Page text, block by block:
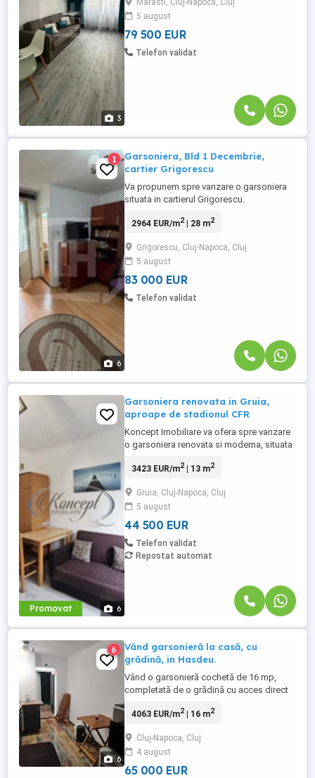
3
Garsoniera a fost renovata in totalite, fiind
ideala pentru locuit sau investitie! Exista
spatiu ...
Marasti, Cluj-Napoca, Cluj
5 august
79 500 EUR
Telefon validat
6
1
Garsoniera, Bld 1 Decembrie,
cartier Grigorescu
Va propunem spre vanzare o garsoniera
situata in cartierul Grigorescu.
dormitor - 1 baie - hol - 1 balcon
2964 EUR/m2| 28 m2
Grigorescu, Cluj-Napoca, Cluj
5 august
83 000 EUR
Telefon validat
Promovat 6
Garsoniera renovata in Gruia,
aproape de stadionul CFR
Koncept Imobiliare va ofera spre vanzare
o garsoniera renovata si moderna, situata
CFR, intr-un bloc rezidential cu regim
doua etaje. Proprietatea se afla la parter,
cu orientare estica, ceea ce asigura lumina
naturala constanta ...
3423 EUR/m2| 13 m2
Gruia, Cluj-Napoca, Cluj
5 august
44 500 EUR
Telefon validat
Repostat automat
6
6
Vând garsonieră la casă, cu
grădină, in Hasdeu.
Vând o garsonieră cochetă de 16 mp,
completată de o grădină cu acces direct
situată la doar câteva minute de mers pe
accesibilă. Garsoniera se află la demisol,
însă beneficiază de lumină naturală
datorită ferestrelor ...
4063 EUR/m2| 16 m2
Cluj-Napoca, Cluj
4 august
65 000 EUR